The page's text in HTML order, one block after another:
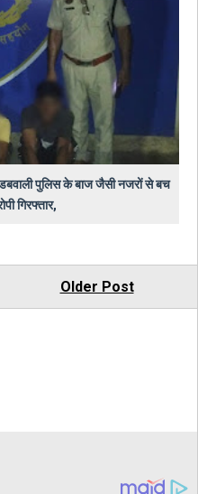
पुलिस के बाज जैसी नजरों से बच
गिरफ्तार,
Older Post